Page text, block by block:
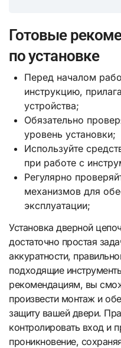
Готовые
по установке
Перед началом
инструкцию,
устройства;
Обязательно
уровень установки;
Используйте
при работе с
Регулярно
механизмов для
эксплуатации;
Установка дверной
достаточно простая
аккуратности,
подходящие
рекомендациям, вы
произвести монтаж и
защиту вашей двери.
контролировать вход и
проникновение,